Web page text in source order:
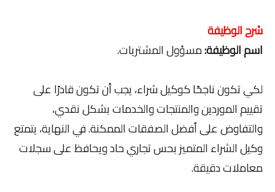
شرح الوظيفة
اسم الوظيفة:مسؤول المشتريات.
لكي تكون ناجحًا كوكيل شراء، يجب أن تكون قادرًا على
تقييم الموردين والمنتجات والخدمات بشكل نقدي،
والتفاوض على أفضل الصفقات الممكنة. في النهاية، يتمتع
وكيل الشراء المتميز بحس تجاري حاد ويحافظ على سجلات
معاملات دقيقة.